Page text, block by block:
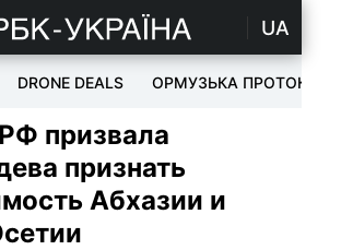
UA
DRONE DEALS ОРМУЗЬКА ПРОТОКА
призвала
признать
Абхазии и